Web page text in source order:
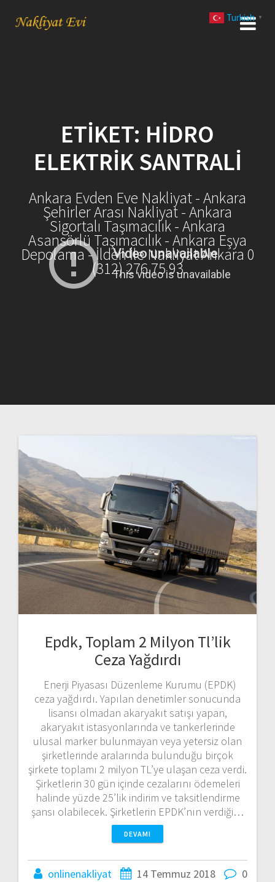
ETIKET: HIDRO
ELEKTRIK SANTRALI
Ankara Evden Eve Nakliyat - Ankara
Şehirler Arası Nakliyat - Ankara
Sigortalı Taşımacılık - Ankara
Asansörlü Taşımacılık - Ankara Eşya
Depolama - İlden İle Nakliyat Ankara 0
(312) 276 75 93
Epdk, Toplam 2 Milyon Tl’lik
Ceza Yağdırdı
Enerji Piyasası Düzenleme Kurumu (EPDK)
ceza yağdırdı. Yapılan denetimler sonucunda
lisansı olmadan akaryakıt satışı yapan,
akaryakıt istasyonlarında ve tankerlerinde
ulusal marker bulunmayan veya yetersiz olan
şirketlerinde aralarında bulunduğu birçok
şirkete toplamı 2 milyon TL’ye ulaşan ceza verdi.
Şirketlerin 30 gün içinde cezalarını ödemeleri
halinde yüzde 25’lik indirim ve taksitlendirme
şansı olabilecek. Şirketlerin EPDK’nın verdiği…
DEVAMI
onlinenakliyat 14 Temmuz 2018 0
Turkish ▼